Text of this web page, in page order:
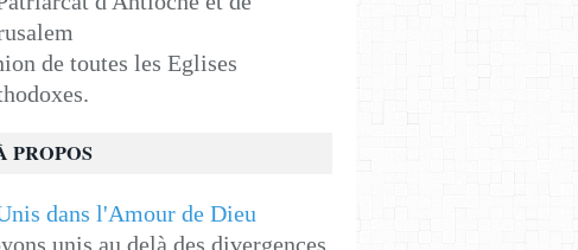
de toutes les Eglises
PROPOS
unis au delà des divergences